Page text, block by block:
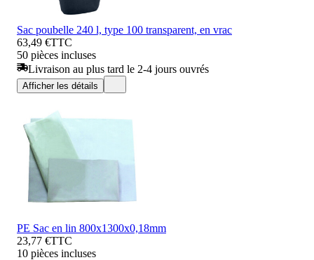
Sac poubelle 240 l, type 100 transparent, en vrac
63,49 €TTC
50 pièces incluses
Livraison au plus tard le 2-4 jours ouvrés
Afficher les détails
PE Sac en lin 800x1300x0,18mm
23,77 €TTC
10 pièces incluses